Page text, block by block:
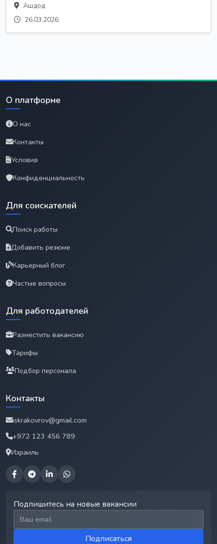
Ашдод
26.03.2026
О платформе
О нас
Контакты
Условия
Конфиденциальность
Для соискателей
Поиск работы
Добавить резюме
Карьерный блог
Частые вопросы
Для работодателей
Разместить вакансию
Тарифы
Подбор персонала
Контакты
iskrakovrov@gmail.com
+972 123 456 789
Израиль
Подпишитесь на новые вакансии
Email для подписки
Подписаться